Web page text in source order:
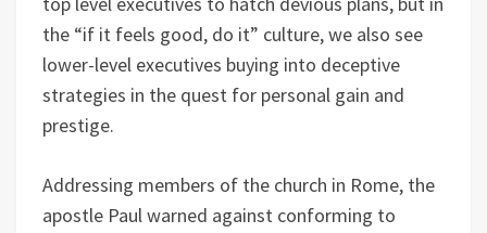
the “if it feels good, do it” culture, we also see
lower-level executives buying into deceptive
strategies in the quest for personal gain and
prestige.
Addressing members of the church in Rome, the
apostle Paul warned against conforming to